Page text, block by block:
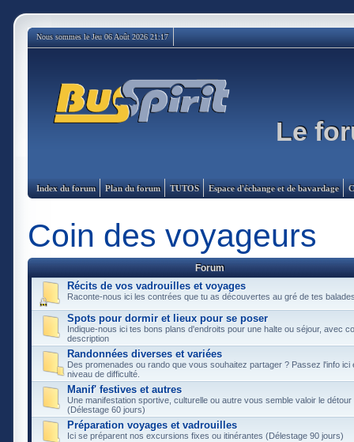
Nous sommes le Jeu 06 Août 2026 21:17
Le
Index du forum Plan du forum TUTOS Espace d'échange et de bavardage
Coin des voyageurs
Forum
Récits de vos vadrouilles et voyages
Raconte-nous ici les contrées que tu as découvertes au gré de tes
Spots pour dormir et lieux pour se poser
Indique-nous ici tes bons plans d'endroits pour une halte ou séjour, avec
description
Randonnées diverses et variées
Des promenades ou rando que vous souhaitez partager ? Passez l'info ici
niveau de difficulté.
Manif' festives et autres
Une manifestation sportive, culturelle ou autre vous semble valoir le détour
(Délestage 60 jours)
Préparation voyages et vadrouilles
Ici se préparent nos excursions fixes ou itinérantes (Délestage 90 jours)